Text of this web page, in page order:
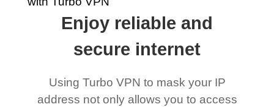
Enjoy reliable and
secure internet
Using Turbo VPN to mask your IP
address not only allows you to access